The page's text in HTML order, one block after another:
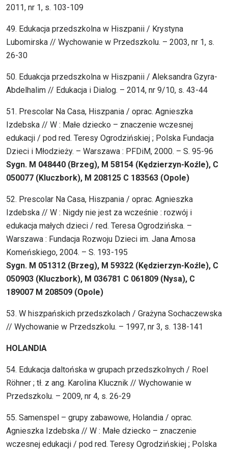
2011, nr 1, s. 103-109
49. Edukacja przedszkolna w Hiszpanii / Krystyna
Lubomirska // Wychowanie w Przedszkolu. – 2003, nr 1, s.
26-30
50. Eduakcja przedszkolna w Hiszpanii / Aleksandra Gzyra-
Abdelhalim // Edukacja i Dialog. – 2014, nr 9/10, s. 43-44
51. Prescolar Na Casa, Hiszpania / oprac. Agnieszka
Izdebska // W : Małe dziecko – znaczenie wczesnej
edukacji / pod red. Teresy Ogrodzińskiej ; Polska Fundacja
Dzieci i Młodzieży. – Warszawa : PFDiM, 2000. – S. 95-96
Sygn. M 048440 (Brzeg), M 58154 (Kędzierzyn-Koźle), C
050077 (Kluczbork), M 208125 C 183563 (Opole)
52. Prescolar Na Casa, Hiszpania / oprac. Agnieszka
Izdebska // W : Nigdy nie jest za wcześnie : rozwój i
edukacja małych dzieci / red. Teresa Ogrodzińska. –
Warszawa : Fundacja Rozwoju Dzieci im. Jana Amosa
Komeńskiego, 2004. – S. 193-195
Sygn. M 051312 (Brzeg), M 59322 (Kędzierzyn-Koźle), C
050903 (Kluczbork), M 036781 C 061809 (Nysa), C
189007 M 208509 (Opole)
53. W hiszpańskich przedszkolach / Grażyna Sochaczewska
// Wychowanie w Przedszkolu. – 1997, nr 3, s. 138-141
HOLANDIA
54. Edukacja daltońska w grupach przedszkolnych / Roel
Röhner ; tł. z ang. Karolina Klucznik // Wychowanie w
Przedszkolu. – 2009, nr 4, s. 26-29
55. Samenspel – grupy zabawowe, Holandia / oprac.
Agnieszka Izdebska // W : Małe dziecko – znaczenie
wczesnej edukacji / pod red. Teresy Ogrodzińskiej ; Polska